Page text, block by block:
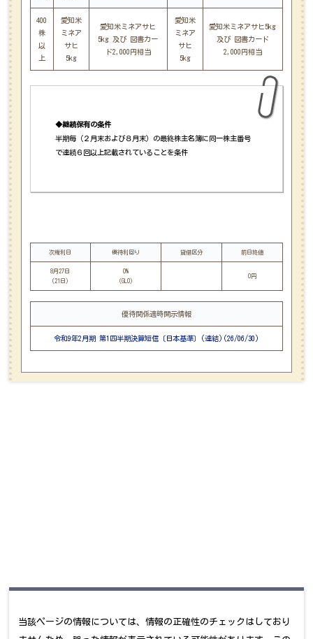
400
株
以
上
愛知米
ミネア
サヒ
5kg
愛知米ミネアサヒ
5kg 及び 図書カー
ド2,000円相当
愛知米
ミネア
サヒ
5kg
愛知米ミネアサヒ5kg
及び 図書カード
2,000円相当
◆継続保有の条件
半期毎（２月末および８月末）の最終株主名簿に同一株主番号
で連続６回以上記載されていることを条件
次権利日 優待利回り 貸借区分 前日終値
8月27日
(21日)
0%
(GL0)
0円
優待関係適時開示情報
令和9年2月期 第1四半期決算短信〔日本基準〕(連結)(26/06/30)
当該ページの情報については、情報の正確性のチェックはしており